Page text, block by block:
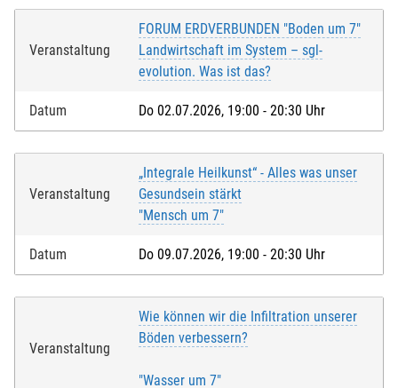
Veranstaltung
FORUM ERDVERBUNDEN "Boden um 7"
Landwirtschaft im System – sgl-
evolution. Was ist das?
Datum Do 02.07.2026, 19:00 - 20:30 Uhr
Veranstaltung
„Integrale Heilkunst“ - Alles was unser
Gesundsein stärkt
"Mensch um 7"
Datum Do 09.07.2026, 19:00 - 20:30 Uhr
Veranstaltung
Wie können wir die Infiltration unserer
Böden verbessern?
"Wasser um 7"